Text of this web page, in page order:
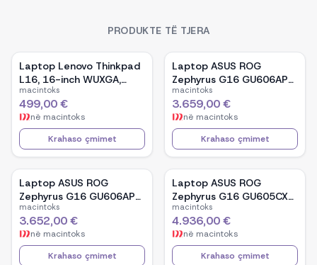
PRODUKTE TË TJERA
Laptop Lenovo Thinkpad
L16, 16-inch WUXGA,
AMD Ryzen 5 Pro-7535U,
16GB Ram DDR5, 512GB
SSD - Black
macintoks
499,00 €
në macintoks
Krahaso çmimet
Laptop ASUS ROG
Zephyrus G16 GU606AP-
TB039W, 16-inch OLED,
Intel Core Ultra 9 386H,
NVIDIA GeForce RTX
5070, 32GB RAM, 1TB
SSD, Windows 11 - White
macintoks
3.659,00 €
në macintoks
Krahaso çmimet
Laptop ASUS ROG
Zephyrus G16 GU606AP-
TB041W, 16-inch OLED,
Intel Core Ultra 9 386H,
NVIDIA GeForce RTX
5070, 32GB RAM, 1TB
macintoks
3.652,00 €
në macintoks
Krahaso çmimet
Laptop ASUS ROG
Zephyrus G16 GU605CX-
QR106W, 16-inch WQXGA
OLED, Intel Core Ultra 9
285H, NVIDIA GeForce
RTX 5090, 32GB RAM,
macintoks
4.936,00 €
në macintoks
Krahaso çmimet